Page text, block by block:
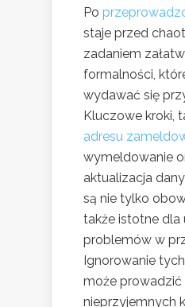
Po
staje przed
zadaniem
formalności,
wydawać się
Kluczowe kroki,
adresu
wymeldowanie
aktualizacja
są nie tylko
także istotne dla
problemów w
Ignorowanie
może prowadzić
nieprzyjemnych